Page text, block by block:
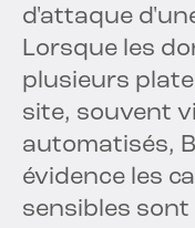
d'attaque
Lorsque les
plusieurs
site, souvent
automatisés,
évidence les
sensibles sont